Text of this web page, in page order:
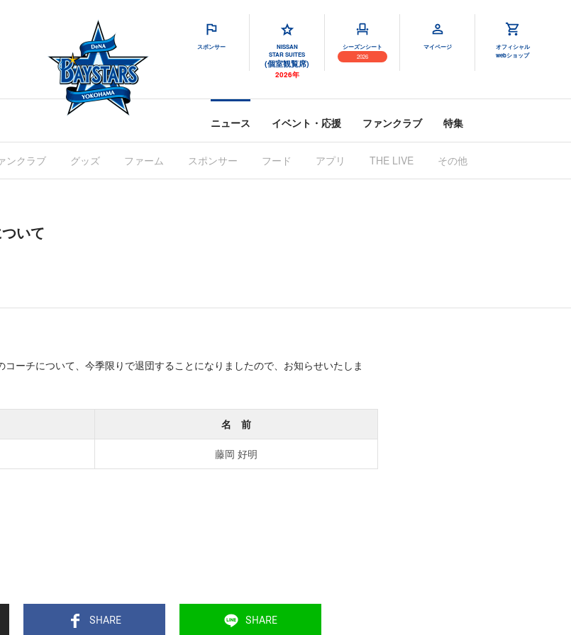
スポンサー
NISSAN
STAR SUITES
(個室観覧席)
2026年
シーズンシート
2026
マイページ
オフィシャル
webショップ
ニュース イベント・応援 ファンクラブ 特集
ンクラブ グッズ ファーム スポンサー フード アプリ THE LIVE その他
いて
ーチについて、今季限りで退団することになりましたので、お知らせいたしま
名 前
藤岡 好明
SHARE SHARE